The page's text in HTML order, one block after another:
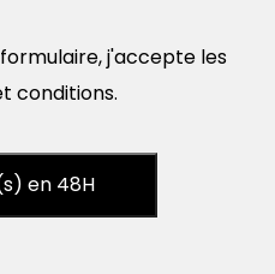
j'accepte les
conditions.